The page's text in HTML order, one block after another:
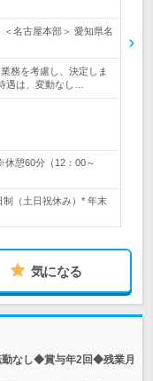
＜名古屋本部＞ 愛知県名
務を考慮し、決定しま
遇は、変動なし…
憩60分（12：00～
（土日祝休み）* 年末
気になる
なし◆賞与年2回◆残業月